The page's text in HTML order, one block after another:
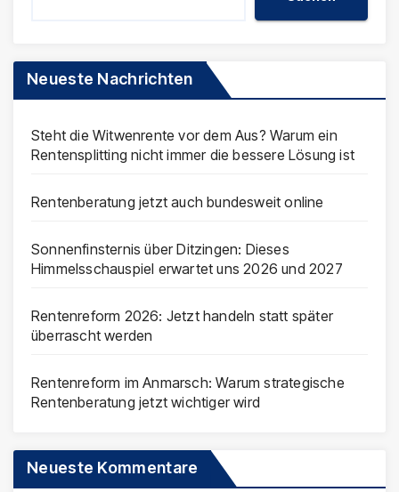
Neueste Nachrichten
Steht die Witwenrente vor dem Aus? Warum ein
Rentensplitting nicht immer die bessere Lösung ist
Rentenberatung jetzt auch bundesweit online
Sonnenfinsternis über Ditzingen: Dieses
Himmelsschauspiel erwartet uns 2026 und 2027
Rentenreform 2026: Jetzt handeln statt später
überrascht werden
Rentenreform im Anmarsch: Warum strategische
Rentenberatung jetzt wichtiger wird
Neueste Kommentare